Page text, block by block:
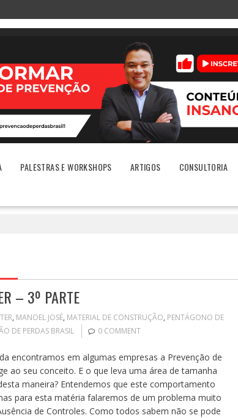
PALESTRAS E WORKSHOPS ARTIGOS CONSULTORIA
– 3º PARTE
, MANOEL JOSÉ, MATERIAL DE CONSTRUÇÃO, PENTÁGONO DE
DE PERDAS BRASIL 0 COMMENT
encontramos em algumas empresas a Prevenção de
ao seu conceito. E o que leva uma área de tamanha
maneira? Entendemos que este comportamento
para esta matéria falaremos de um problema muito
de Controles. Como todos sabem não se pode